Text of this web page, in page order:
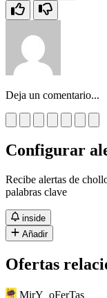
Deja un comentario...
Configurar
Recibe alertas de
palabras clave
inside
Añadir
Ofertas
MirY_oFerTas